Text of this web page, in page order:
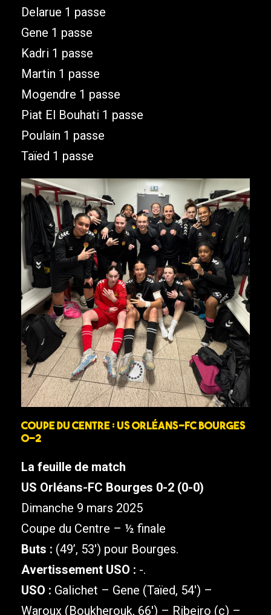
Delarue 1 passe
Gene 1 passe
Kadri 1 passe
Martin 1 passe
Mogendre 1 passe
Piat El Bouhati 1 passe
Poulain 1 passe
Taïed 1 passe
Coupe du Centre : US Orléans-FC Bourges
0-2
La feuille de match
US Orléans-FC Bourges 0-2 (0-0)
Dimanche 9 mars 2025
Coupe du Centre – ½ finale
Buts : (49’, 53′) pour Bourges.
Avertissement USO : -.
USO : Galichet – Gene (Taïed, 54′) –
Waroux (Boukherouk, 66′) – Ribeiro (c) –